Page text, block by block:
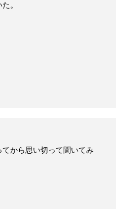
。
から思い切って聞いてみ